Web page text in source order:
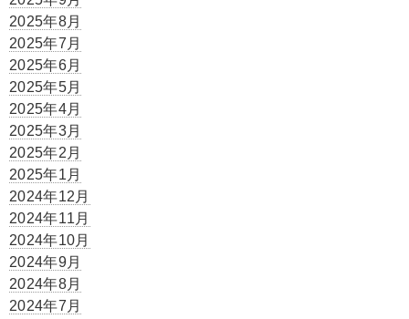
2025年8月
2025年7月
2025年6月
2025年5月
2025年4月
2025年3月
2025年2月
2025年1月
2024年12月
2024年11月
2024年10月
2024年9月
2024年8月
2024年7月